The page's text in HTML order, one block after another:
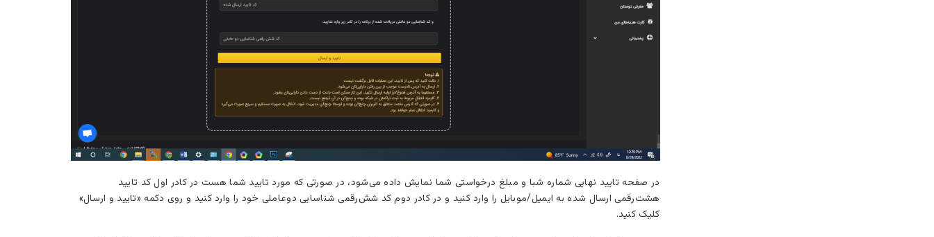
در صفحه تایید نهایی شماره شبا و مبلغ درخواستی شما نمایش داده می‌شود، در صورتی که مورد تایید شما هست در کادر اول کد تایید
هشت‌رقمی ارسال شده به ایمیل/موبایل را وارد کنید و در کادر دوم کد شش‌رقمی شناسایی دوعاملی خود را وارد کنید و روی دکمه «تایید و ارسال»
کلیک کنید.